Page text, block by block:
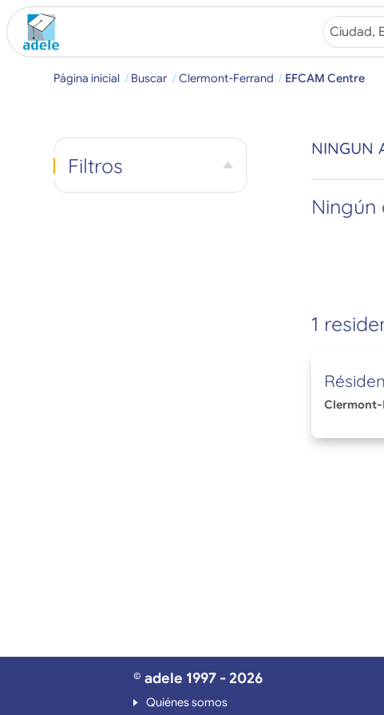
Página inicial Buscar Clermont-Ferrand EFCAM Centre
NINGUN
Ningún
1
Clermont-
Filtros
© adele 1997 - 2026
Quiénes somos